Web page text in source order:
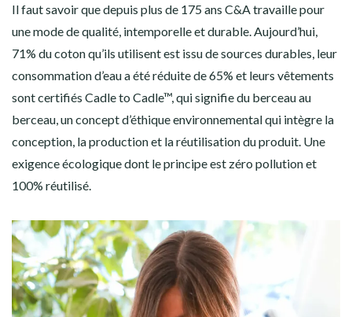
Il faut savoir que depuis plus de 175 ans C&A travaille pour
une mode de qualité, intemporelle et durable. Aujourd’hui,
71% du coton qu’ils utilisent est issu de sources durables, leur
consommation d’eau a été réduite de 65% et leurs vêtements
sont certifiés Cadle to Cadle™, qui signifie du berceau au
berceau, unconcept d’éthique environnemental qui intègre la
conception, la production et la réutilisation du produit. Une
exigence écologique dont le principe est zéro pollution et
100% réutilisé.